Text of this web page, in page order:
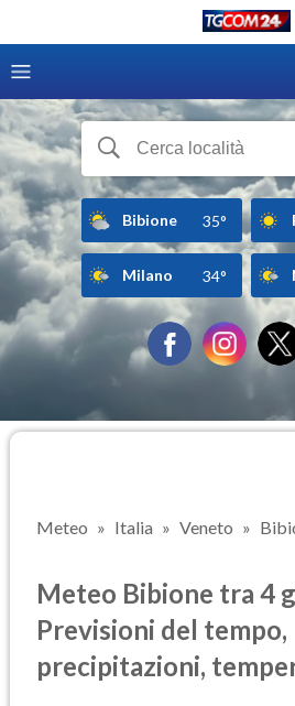
Bibione 35°
Milano 34°
Meteo Italia Veneto
Meteo Bibione tra 4
Previsioni del tempo,
precipitazioni,